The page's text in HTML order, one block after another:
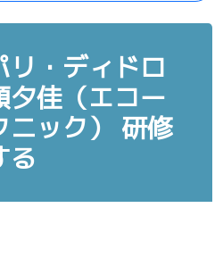
リ・ディドロ
夕佳（エコー
ニック） 研修
る